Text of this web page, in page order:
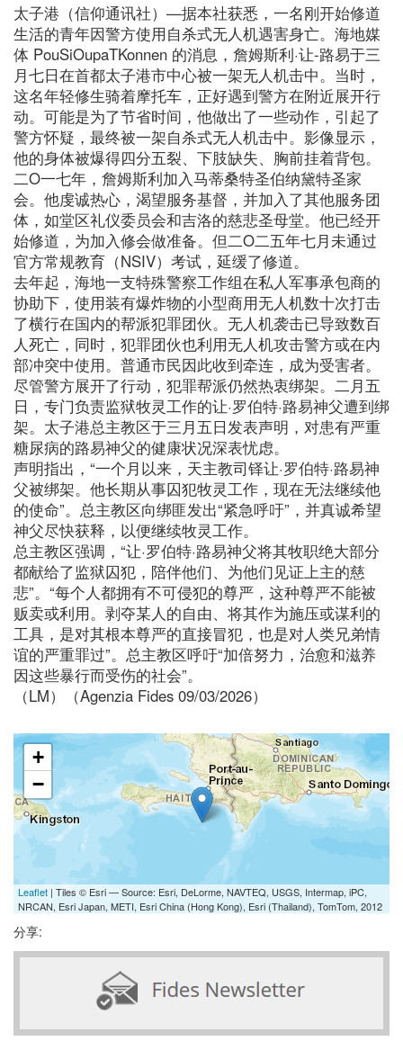
太子港（信仰通讯社）—据本社获悉，一名刚开始修道
生活的青年因警方使用自杀式无人机遇害身亡。海地媒
体 PouSiOupaTKonnen 的消息，詹姆斯利·让-路易于三
月七日在首都太子港市中心被一架无人机击中。当时，
这名年轻修生骑着摩托车，正好遇到警方在附近展开行
动。可能是为了节省时间，他做出了一些动作，引起了
警方怀疑，最终被一架自杀式无人机击中。影像显示，
他的身体被爆得四分五裂、下肢缺失、胸前挂着背包。
二O一七年，詹姆斯利加入马蒂桑特圣伯纳黛特圣家
会。他虔诚热心，渴望服务基督，并加入了其他服务团
体，如堂区礼仪委员会和吉洛的慈悲圣母堂。他已经开
始修道，为加入修会做准备。但二O二五年七月未通过
官方常规教育（NSIV）考试，延缓了修道。
去年起，海地一支特殊警察工作组在私人军事承包商的
协助下，使用装有爆炸物的小型商用无人机数十次打击
了横行在国内的帮派犯罪团伙。无人机袭击已导致数百
人死亡，同时，犯罪团伙也利用无人机攻击警方或在内
部冲突中使用。普通市民因此收到牵连，成为受害者。
尽管警方展开了行动，犯罪帮派仍然热衷绑架。二月五
日，专门负责监狱牧灵工作的让·罗伯特·路易神父遭到绑
架。太子港总主教区于三月五日发表声明，对患有严重
糖尿病的路易神父的健康状况深表忧虑。
声明指出，“一个月以来，天主教司铎让·罗伯特·路易神
父被绑架。他长期从事囚犯牧灵工作，现在无法继续他
的使命”。总主教区向绑匪发出“紧急呼吁”，并真诚希望
神父尽快获释，以便继续牧灵工作。
总主教区强调，“让·罗伯特·路易神父将其牧职绝大部分
都献给了监狱囚犯，陪伴他们、为他们见证上主的慈
悲”。“每个人都拥有不可侵犯的尊严，这种尊严不能被
贩卖或利用。剥夺某人的自由、将其作为施压或谋利的
工具，是对其根本尊严的直接冒犯，也是对人类兄弟情
谊的严重罪过”。总主教区呼吁“加倍努力，治愈和滋养
因这些暴行而受伤的社会”。
（LM）（Agenzia Fides 09/03/2026）
+
−
Leaflet | Tiles © Esri — Source: Esri, DeLorme, NAVTEQ, USGS, Intermap, iPC,
NRCAN, Esri Japan, METI, Esri China (Hong Kong), Esri (Thailand), TomTom, 2012
分享: